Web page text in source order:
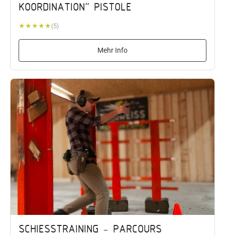
OORDINATION" PISTOLE
★★★★★ (5)
Mehr Info
SCHIESSTRAINING - PARCOURS